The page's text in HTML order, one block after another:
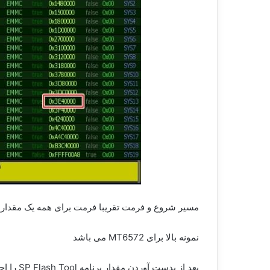
مسیر شروع و فرمت تقریبا فرمت برای همه یک
نمونه بالا برای MT6572 می باشد
بعد از بدست آوردن مقدار برنامه SP Flash Tool را اجرا کنید